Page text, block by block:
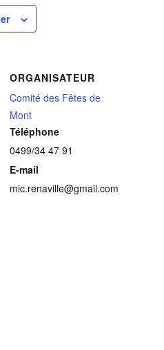
ORGANISATEUR
Comité des Fêtes de
Mont
Téléphone
0499/34 47 91
E-mail
mic.renaville@gmail.com